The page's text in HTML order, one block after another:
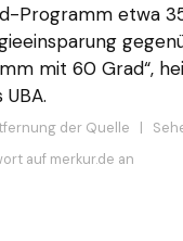
Programm etwa
mit 60 Grad“,
der Quelle |
auf merkur.de an